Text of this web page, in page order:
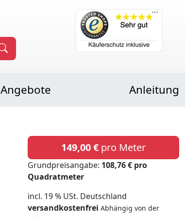
Angebote Anleitung
149,00 € pro Meter
Grundpreisangabe: 108,76 € pro
Quadratmeter
incl. 19 % USt. Deutschland
versandkostenfrei Abhängig von der